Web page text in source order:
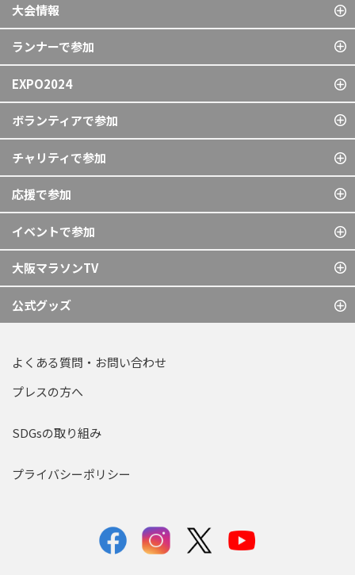
大会情報
ランナーで参加
EXPO2024
ボランティアで参加
チャリティで参加
応援で参加
イベントで参加
大阪マラソンTV
公式グッズ
よくある質問・お問い合わせ
プレスの方へ
SDGsの取り組み
プライバシーポリシー